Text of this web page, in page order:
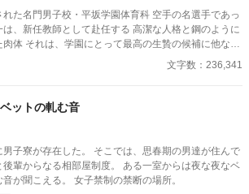
門男子校・平坂学園体育科 空手の名選手であっ
任教師として赴任する 高潔な人格と鋼のように
贄の候補に他なら
げるため、“水”、“風”、“土”の信奉者達が暗躍する 意
げられるダークファンタジー
文字数：236,341
ットの軋む音
男子寮が存在した。 そこでは、思春期の男達が住んで
後輩からなる相部屋制度。 ある一室からは夜な夜なベ
音が聞こえる。 女子禁制の禁断の場所。